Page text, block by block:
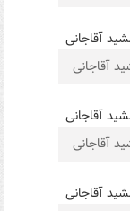
آقاجانی
آقاجانی